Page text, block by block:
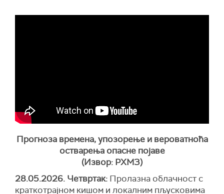
Прогноза времена, упозорење и вероватноћа
остварења опасне појаве
(Извор: РХМЗ)
28.05.2026. Четвртак: Пролазна облачност с
краткотрајном кишом и локалним пљусковима